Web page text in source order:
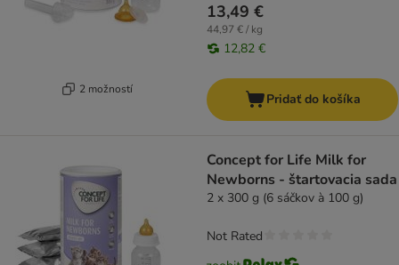
2 možností
13,49 €
44,97 € / kg
12,82 €
Pridať do košíka
Concept for Life Milk for
Newborns - štartovacia sada
2 x 300 g (6 sáčkov à 100 g)
Not Rated